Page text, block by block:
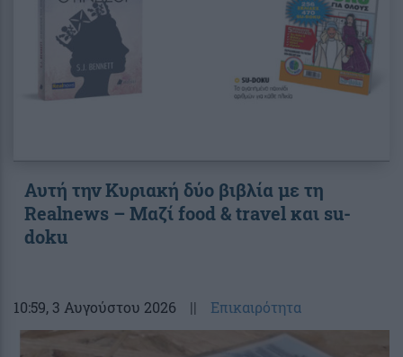
Αυτή την Κυριακή δύο βιβλία με τη
Realnews – Μαζί food & travel και su-
doku
10:59, 3 Αυγούστου 2026 || Επικαιρότητα